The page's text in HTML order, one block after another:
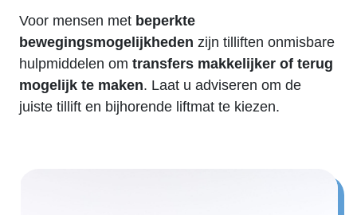
Voor mensen met beperkte
bewegingsmogelijkheden zijn tilliften onmisbare
hulpmiddelen om transfers makkelijker of terug
mogelijk te maken. Laat u adviseren om de
juiste tillift en bijhorende liftmat te kiezen.